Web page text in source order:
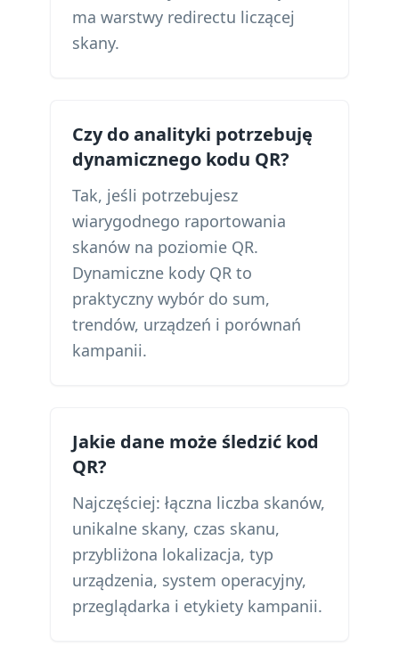
ma warstwy redirectu liczącej
skany.
Czy do analityki potrzebuję
dynamicznego kodu QR?
Tak, jeśli potrzebujesz
wiarygodnego raportowania
skanów na poziomie QR.
Dynamiczne kody QR to
praktyczny wybór do sum,
trendów, urządzeń i porównań
kampanii.
Jakie dane może śledzić kod
QR?
Najczęściej: łączna liczba skanów,
unikalne skany, czas skanu,
przybliżona lokalizacja, typ
urządzenia, system operacyjny,
przeglądarka i etykiety kampanii.